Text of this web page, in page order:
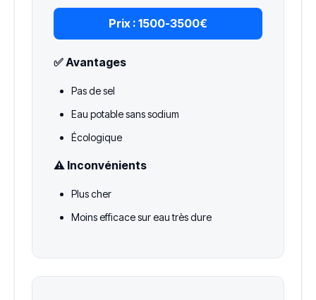
Prix : 1500-3500€
✅ Avantages
Pas de sel
Eau potable sans sodium
Écologique
⚠️ Inconvénients
Plus cher
Moins efficace sur eau très dure